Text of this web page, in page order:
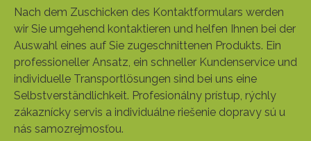
Nach dem Zuschicken des Kontaktformulars werden
wir Sie umgehend kontaktieren und helfen Ihnen bei der
Auswahl eines auf Sie zugeschnittenen Produkts. Ein
professioneller Ansatz, ein schneller Kundenservice und
individuelle Transportlösungen sind bei uns eine
Selbstverständlichkeit. Profesionálny prístup, rýchly
zákaznícky servis a individuálne riešenie dopravy sú u
nás samozrejmosťou.